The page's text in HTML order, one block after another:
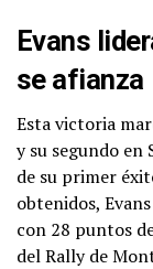
Evans
se afianza
Esta victoria
y su segundo en
de su primer
obtenidos,
con 28 puntos
del Rally de